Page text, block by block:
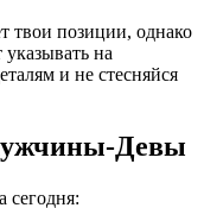
твои позиции, однако
на
и не стесняйся
Девы
сегодня: